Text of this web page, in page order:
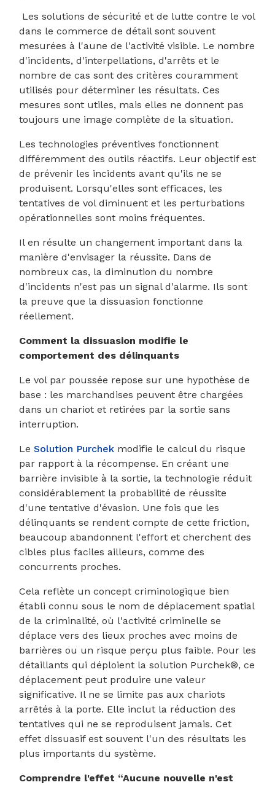
Les solutions de sécurité et de lutte contre le vol
dans le commerce de détail sont souvent
mesurées à l'aune de l'activité visible. Le nombre
d'incidents, d'interpellations, d'arrêts et le
nombre de cas sont des critères couramment
utilisés pour déterminer les résultats. Ces
mesures sont utiles, mais elles ne donnent pas
toujours une image complète de la situation.
Les technologies préventives fonctionnent
différemment des outils réactifs. Leur objectif est
de prévenir les incidents avant qu'ils ne se
produisent. Lorsqu'elles sont efficaces, les
tentatives de vol diminuent et les perturbations
opérationnelles sont moins fréquentes.
Il en résulte un changement important dans la
manière d'envisager la réussite. Dans de
nombreux cas, la diminution du nombre
d'incidents n'est pas un signal d'alarme. Ils sont
la preuve que la dissuasion fonctionne
réellement.
Comment la dissuasion modifie le
comportement des délinquants
Le vol par poussée repose sur une hypothèse de
base : les marchandises peuvent être chargées
dans un chariot et retirées par la sortie sans
interruption.
Le Solution Purchek modifie le calcul du risque
par rapport à la récompense. En créant une
barrière invisible à la sortie, la technologie réduit
considérablement la probabilité de réussite
d'une tentative d'évasion. Une fois que les
délinquants se rendent compte de cette friction,
beaucoup abandonnent l'effort et cherchent des
cibles plus faciles ailleurs, comme des
concurrents proches.
Cela reflète un concept criminologique bien
établi connu sous le nom de déplacement spatial
de la criminalité, où l'activité criminelle se
déplace vers des lieux proches avec moins de
barrières ou un risque perçu plus faible. Pour les
détaillants qui déploient la solution Purchek®, ce
déplacement peut produire une valeur
significative. Il ne se limite pas aux chariots
arrêtés à la porte. Elle inclut la réduction des
tentatives qui ne se reproduisent jamais. Cet
effet dissuasif est souvent l'un des résultats les
plus importants du système.
Comprendre l'effet “Aucune nouvelle n'est